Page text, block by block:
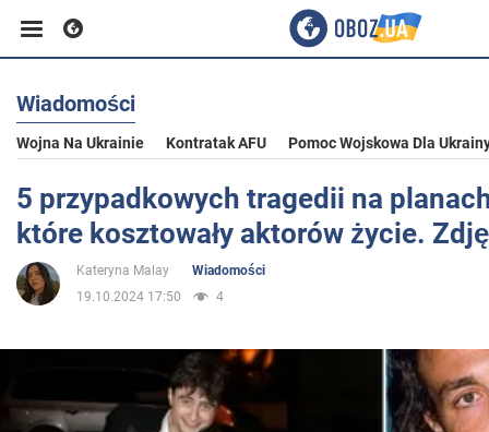
Biznes
Sport
Rozrywka
Polityka
Wiadomości
Wojna Na Ukrainie Kontratak AFU Pomoc Wojskowa Dla
5 przypadkowych tragedii na
które kosztowały aktorów życie.
Kateryna Malay
Wiadomości
19.10.2024 17:50
4